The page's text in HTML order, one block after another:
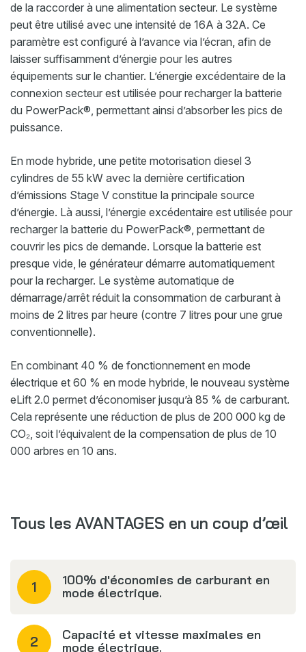
de la raccorder à une alimentation secteur. Le système
peut être utilisé avec une intensité de 16A à 32A. Ce
paramètre est configuré à l’avance via l’écran, afin de
laisser suffisamment d’énergie pour les autres
équipements sur le chantier. L’énergie excédentaire de la
connexion secteur est utilisée pour recharger la batterie
du PowerPack®, permettant ainsi d’absorber les pics de
puissance.
En mode hybride, une petite motorisation diesel 3
cylindres de 55 kW avec la dernière certification
d’émissions Stage V constitue la principale source
d’énergie. Là aussi, l’énergie excédentaire est utilisée pour
recharger la batterie du PowerPack®, permettant de
couvrir les pics de demande. Lorsque la batterie est
presque vide, le générateur démarre automatiquement
pour la recharger. Le système automatique de
démarrage/arrêt réduit la consommation de carburant à
moins de 2 litres par heure (contre 7 litres pour une grue
conventionnelle).
En combinant 40 % de fonctionnement en mode
électrique et 60 % en mode hybride, le nouveau système
eLift 2.0 permet d’économiser jusqu’à 85 % de carburant.
Cela représente une réduction de plus de 200 000 kg de
CO₂, soit l’équivalent de la compensation de plus de 10
000 arbres en 10 ans.
Tous les AVANTAGES en un coup d’œil
100% d'économies de carburant en
mode électrique.
Capacité et vitesse maximales en
mode électrique.